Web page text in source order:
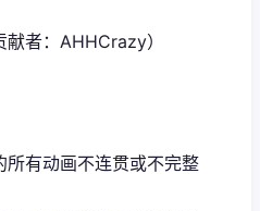
者：AHHCrazy）
所有动画不连贯或不完整